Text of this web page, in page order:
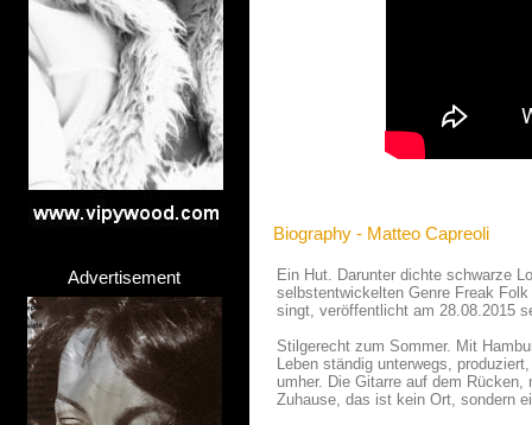
Advertisement
Biography - Matteo Capreoli
Ein Hut. Darunter dichte schwarze
selbstentwickelten Genre Freak
singt, veröffentlicht am 28.08.2015
Stilgerecht zum Sommer. Mit
Leben ständig unterwegs,
umher. Die Gitarre auf dem
Zuhause, das ist kein Ort, sondern